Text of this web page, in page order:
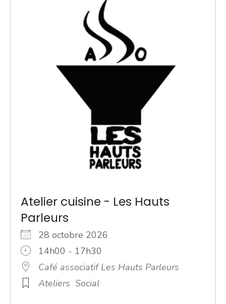
Atelier cuisine - Les Hauts
Parleurs
28 octobre 2026
14h00 - 17h30
Café associatif Les Hauts Parleurs
Ateliers Social